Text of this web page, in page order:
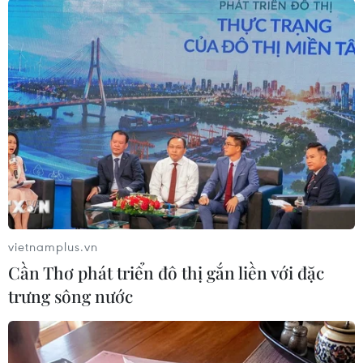
#Bộ Thương mại Trung Quốc #Ngoại hối
#Xuất khẩu
#Chip bán dẫn
Theo dõi VietnamPlus
vietnamplus.vn
Cần Thơ phát triển đô thị gắn liền với đặc
trưng sông nước